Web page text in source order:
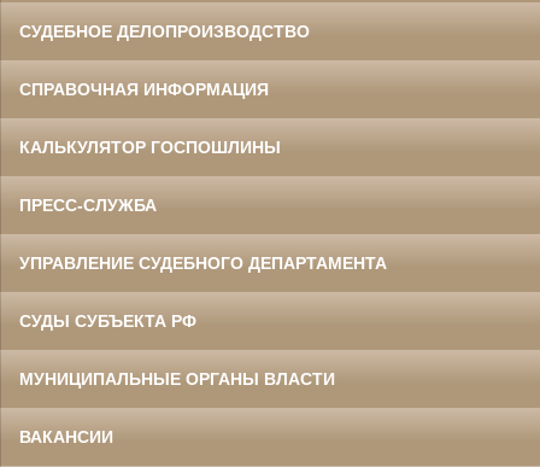
СУДЕБНОЕ ДЕЛОПРОИЗВОДСТВО
СПРАВОЧНАЯ ИНФОРМАЦИЯ
КАЛЬКУЛЯТОР ГОСПОШЛИНЫ
ПРЕСС-СЛУЖБА
УПРАВЛЕНИЕ СУДЕБНОГО ДЕПАРТАМЕНТА
СУДЫ СУБЪЕКТА РФ
МУНИЦИПАЛЬНЫЕ ОРГАНЫ ВЛАСТИ
ВАКАНСИИ